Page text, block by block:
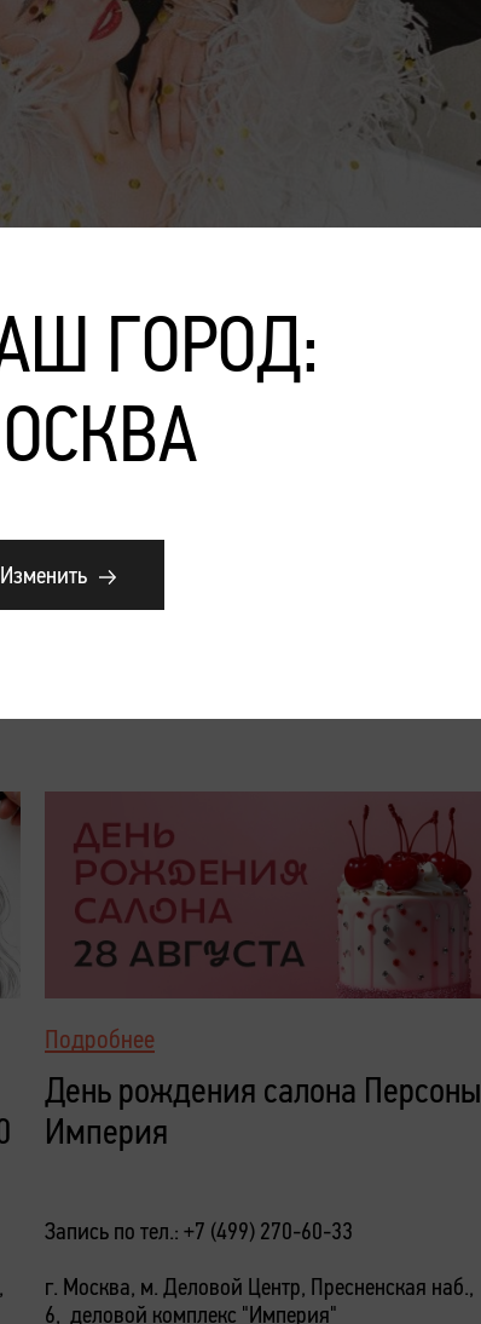
Подробнее
День рождения салона Персоны
Империя
Запись по тел.: +7 (499) 270-60-33
г. Москва, м. Деловой Центр, Пресненская наб.,
6, деловой комплекс "Империя"
ГОРОД:
Изменить